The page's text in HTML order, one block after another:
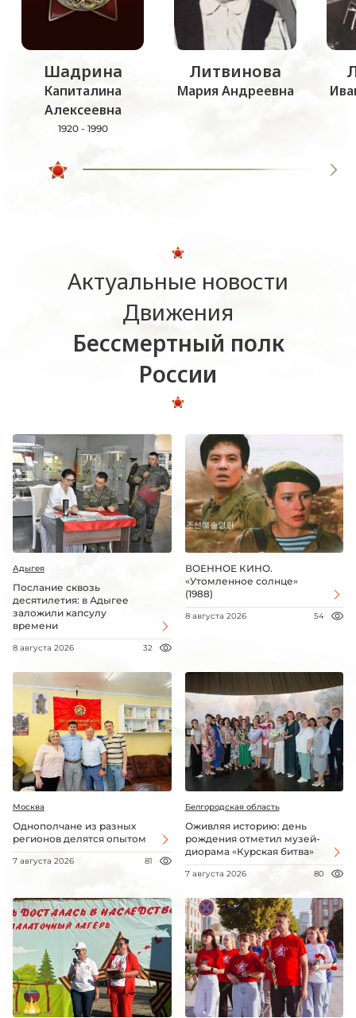
Шадрина
Капиталина
Алексеевна
1920 - 1990
Литвинова
Мария Андреевна
Актуальные новости
Движения
Бессмертный полк
России
Адыгея
Послание сквозь
десятилетия: в Адыгее
заложили капсулу
времени
8 августа 2026 32
ВОЕННОЕ КИНО.
«Утомленное солнце»
(1988)
8 августа 2026 54
Москва
Однополчане из разных
регионов делятся опытом
7 августа 2026 81
Белгородская область
Оживляя историю: день
рождения отметил музей-
диорама «Курская битва»
7 августа 2026 80